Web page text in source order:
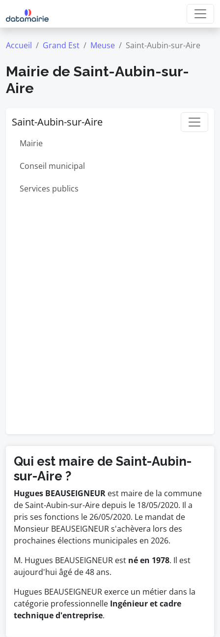
Accueil Grand Est Meuse Saint-Aubin-sur-Aire
Mairie de Saint-Aubin-sur-
Aire
Saint-Aubin-sur-Aire
Mairie
Conseil municipal
Services publics
Qui est maire de Saint-Aubin-
sur-Aire ?
Hugues BEAUSEIGNEUR est maire de la commune
de Saint-Aubin-sur-Aire depuis le 18/05/2020. Il a
pris ses fonctions le 26/05/2020. Le mandat de
Monsieur BEAUSEIGNEUR s'achèvera lors des
prochaines élections municipales en 2026.
M. Hugues BEAUSEIGNEUR est né en 1978. Il est
aujourd'hui âgé de 48 ans.
Hugues BEAUSEIGNEUR exerce un métier dans la
catégorie professionnelle Ingénieur et cadre
technique d'entreprise.